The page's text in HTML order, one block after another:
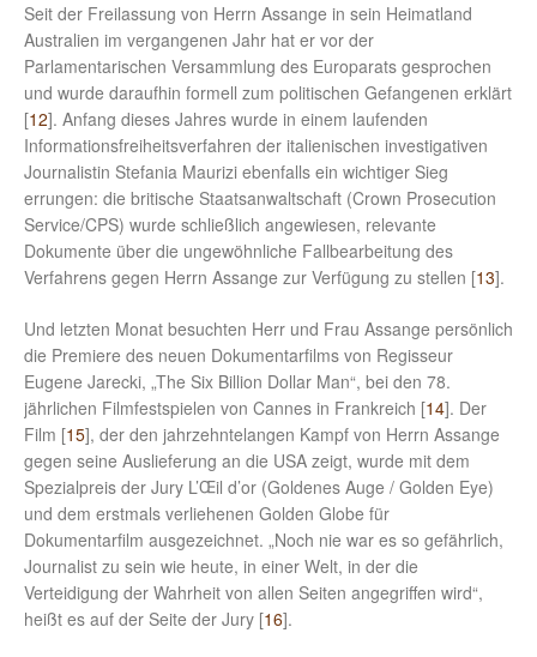
Seit der Freilassung von Herrn Assange in sein Heimatland
Australien im vergangenen Jahr hat er vor der
Parlamentarischen Versammlung des Europarats gesprochen
und wurde daraufhin formell zum politischen Gefangenen erklärt
[12]. Anfang dieses Jahres wurde in einem laufenden
Informationsfreiheitsverfahren der italienischen investigativen
Journalistin Stefania Maurizi ebenfalls ein wichtiger Sieg
errungen: die britische Staatsanwaltschaft (Crown Prosecution
Service/CPS) wurde schließlich angewiesen, relevante
Dokumente über die ungewöhnliche Fallbearbeitung des
Verfahrens gegen Herrn Assange zur Verfügung zu stellen [13].
Und letzten Monat besuchten Herr und Frau Assange persönlich
die Premiere des neuen Dokumentarfilms von Regisseur
Eugene Jarecki, „The Six Billion Dollar Man“, bei den 78.
jährlichen Filmfestspielen von Cannes in Frankreich [14]. Der
Film [15], der den jahrzehntelangen Kampf von Herrn Assange
gegen seine Auslieferung an die USA zeigt, wurde mit dem
Spezialpreis der Jury L’Œil d’or (Goldenes Auge / Golden Eye)
und dem erstmals verliehenen Golden Globe für
Dokumentarfilm ausgezeichnet. „Noch nie war es so gefährlich,
Journalist zu sein wie heute, in einer Welt, in der die
Verteidigung der Wahrheit von allen Seiten angegriffen wird“,
heißt es auf der Seite der Jury [16].